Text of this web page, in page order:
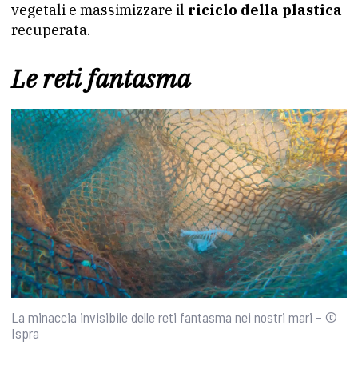
vegetali e massimizzare il riciclo della plastica
recuperata.
Le reti fantasma
La minaccia invisibile delle reti fantasma nei nostri mari – ©
Ispra